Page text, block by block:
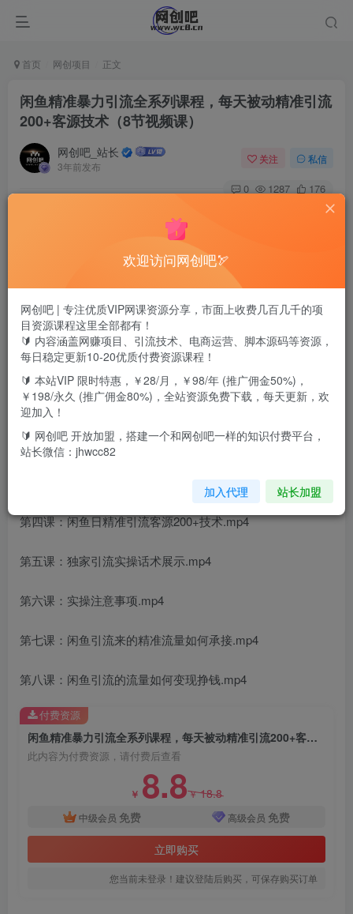
首页 网创项目 正文
闲鱼精准暴力引流全系列课程，每天被动精准引流
200+客源技术（8节视频课）
网创吧_站长
3年前发布
关注 私信
0 1287 176
课程目录：
第一课：闲鱼高权重账号注册.mp4
第二课：闲鱼账号养号.mp4
第四课：闲鱼日精准引流客源200+技术.mp4
第五课：独家引流实操话术展示.mp4
第六课：实操注意事项.mp4
第七课：闲鱼引流来的精准流量如何承接.mp4
第八课：闲鱼引流的流量如何变现挣钱.mp4
闲鱼精准暴力引流全系列课程，每天被动精准引流200+客源技术（8节视频课）
此内容为付费资源，请付费后查看
￥ 8.8￥18.8
中级会员 免费 高级会员 免费
立即购买
您当前未登录！建议登陆后购买，可保存购买订单
付费资源
欢迎访问网创吧🏹
网创吧 | 专注优质VIP网课资源分享，市面上收费几百几千的项
目资源课程这里全部都有！
🔰 内容涵盖网赚项目、引流技术、电商运营、脚本源码等资源，
每日稳定更新10-20优质付费资源课程！
🔰 本站VIP 限时特惠，￥28/月，￥98/年 (推广佣金50%)，
￥198/永久 (推广佣金80%)，全站资源免费下载，每天更新，欢
迎加入！
🔰 网创吧 开放加盟，搭建一个和网创吧一样的知识付费平台，
站长微信：jhwcc82
加入代理 站长加盟